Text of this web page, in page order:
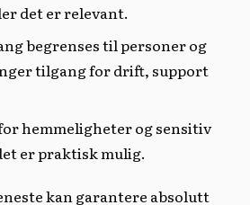
det er relevant.
begrenses til personer og
tilgang for drift, support
hemmeligheter og sensitiv
er praktisk mulig.
kan garantere absolutt